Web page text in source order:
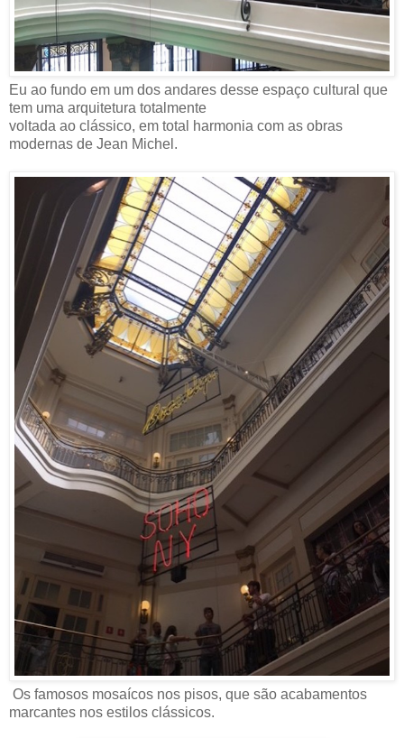
Eu ao fundo em um dos andares desse espaço cultural que
tem uma arquitetura totalmente
voltada ao clássico, em total harmonia com as obras
modernas de Jean Michel.
Os famosos mosaícos nos pisos, que são acabamentos
marcantes nos estilos clássicos.